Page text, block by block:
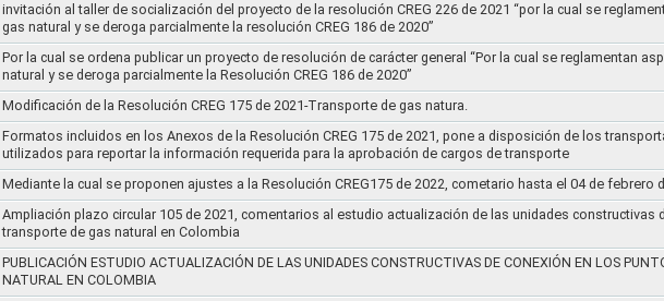
invitación al taller de socialización del proyecto de la resolución CREG 226 de 2021 “por la cual se
gas natural y se deroga parcialmente la resolución CREG 186 de 2020”
Por la cual se ordena publicar un proyecto de resolución de carácter general “Por la cual se reglamentan
natural y se deroga parcialmente la Resolución CREG 186 de 2020”
Modificación de la Resolución CREG 175 de 2021-Transporte de gas natura.
Formatos incluidos en los Anexos de la Resolución CREG 175 de 2021, pone a disposición de los
utilizados para reportar la información requerida para la aprobación de cargos de transporte
Mediante la cual se proponen ajustes a la Resolución CREG175 de 2022, cometario hasta el 04 de febrero
Ampliación plazo circular 105 de 2021, comentarios al estudio actualización de las unidades
transporte de gas natural en Colombia
PUBLICACIÓN ESTUDIO ACTUALIZACIÓN DE LAS UNIDADES CONSTRUCTIVAS DE CONEXIÓN EN LOS
NATURAL EN COLOMBIA